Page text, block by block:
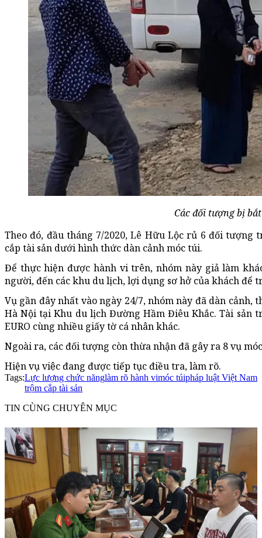
Các đối tượng bị
Theo đó, đầu tháng 7/2020, Lê Hữu Lộc rủ 6 đối
cắp tài sản dưới hình thức dàn cảnh móc túi.
Để thực hiện được hành vi trên, nhóm này giả làm
người, đến các khu du lịch, lợi dụng sơ hở của khách để
Vụ gần đây nhất vào ngày 24/7, nhóm này đã dàn
Hà Nội tại Khu du lịch Đường Hầm Điêu Khắc. Tài sản
EURO cùng nhiều giấy tờ cá nhân khác.
Ngoài ra, các đối tượng còn thừa nhận đã gây ra 8 vụ
Hiện vụ việc đang được tiếp tục điều tra, làm rõ.
Tags:Lực lượng chức nănglàm rõ hành vimóc túipháp luật Việt Nam
trộm cắp tài sản
TIN CÙNG CHUYÊN MỤC